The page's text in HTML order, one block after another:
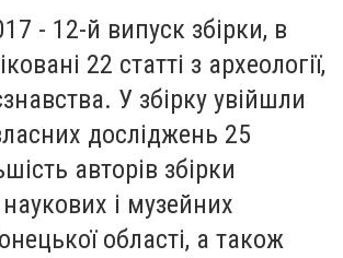
- 12-й випуск збірки, в
22 статті з археології,
У збірку увійшли
досліджень 25
авторів збірки
і музейних
області, а також